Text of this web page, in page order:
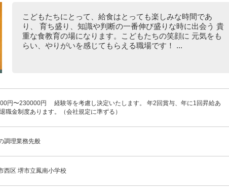
こどもたちにとって、給食はとっても楽しみな時間であ
り、 育ち盛り、知識や判断の一番伸び盛りな時に出会う 貴
重な食教育の場になります。こどもたちの笑顔に 元気をも
らい、やりがいを感じてもらえる職場です！ ...
円〜230000円 経験等を考慮し決定いたします。 年2回賞与、年に1回昇給あ
職金制度あります。（会社規定に準ずる）
調理業務先般
西区 堺市立鳳南小学校